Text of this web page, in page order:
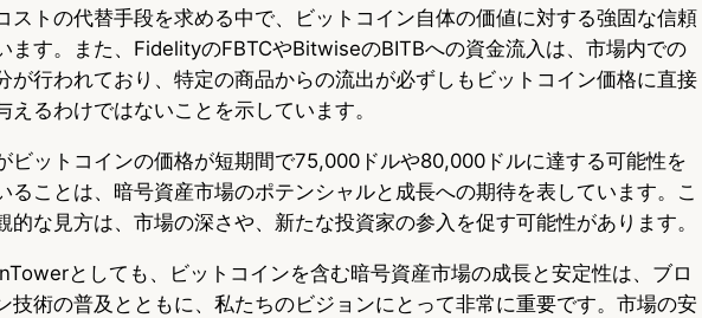
ストの代替手段を求める中で、ビットコイン自体の価値に対する強固な信頼
ます。また、FidelityのFBTCやBitwiseのBITBへの資金流入は、市場内での
が行われており、特定の商品からの流出が必ずしもビットコイン価格に直接
えるわけではないことを示しています。
ビットコインの価格が短期間で75,000ドルや80,000ドルに達する可能性を
ることは、暗号資産市場のポテンシャルと成長への期待を表しています。こ
的な見方は、市場の深さや、新たな投資家の参入を促す可能性があります。
としても、ビットコインを含む暗号資産市場の成長と安定性は、ブロ
技術の普及とともに、私たちのビジョンにとって非常に重要です。市場の安